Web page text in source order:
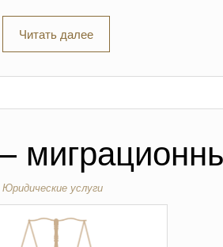
Читать далее
Юридические услуги